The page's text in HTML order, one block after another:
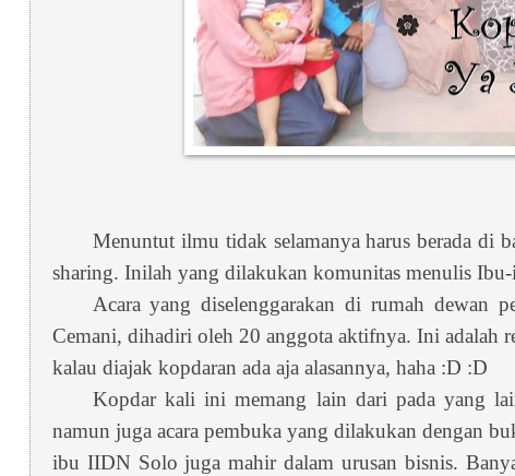
Menuntut ilmu tidak selamanya harus berada di
sharing. Inilah yang dilakukan komunitas menulis
Acara yang diselenggarakan di rumah dewan
Cemani, dihadiri oleh 20 anggota aktifnya. Ini
kalau diajak kopdaran ada aja alasannya, haha :D :D
Kopdar kali ini memang lain dari pada yang
namun juga acara pembuka yang dilakukan dengan
ibu IIDN Solo juga mahir dalam urusan bisnis.